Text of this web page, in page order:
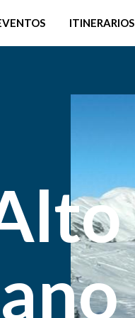
ITINERARIOS